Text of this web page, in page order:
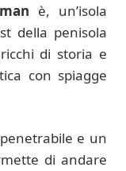
è, un’isola
della penisola
di storia e
con spiagge
e un
di andare